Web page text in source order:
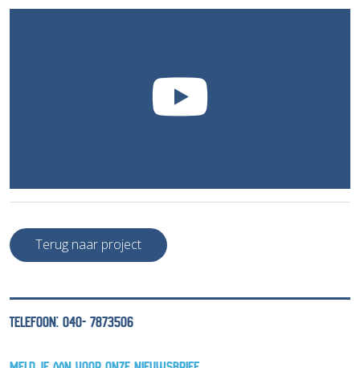
Terug naar project
TELEFOON: 040- 7873506